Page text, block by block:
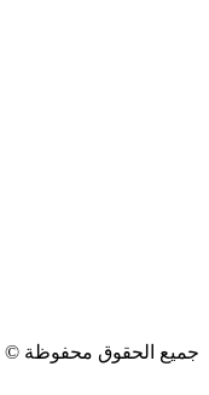
جميع الحقوق محفوظة ©